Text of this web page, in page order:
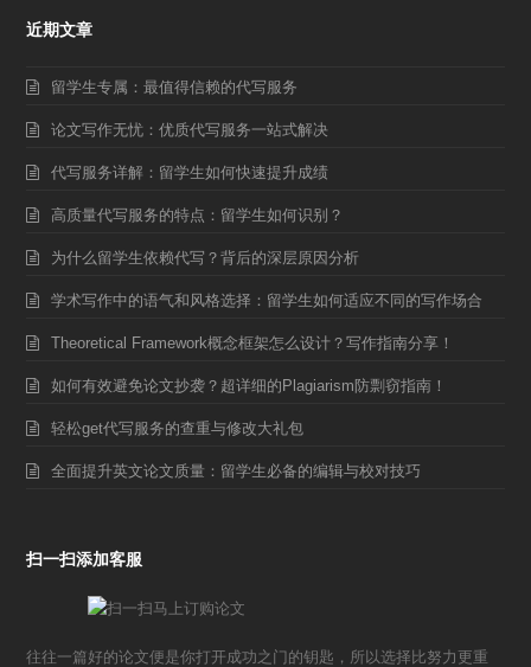
近期文章
留学生专属：最值得信赖的代写服务
论文写作无忧：优质代写服务一站式解决
代写服务详解：留学生如何快速提升成绩
高质量代写服务的特点：留学生如何识别？
为什么留学生依赖代写？背后的深层原因分析
学术写作中的语气和风格选择：留学生如何适应不同的写作场合
Theoretical Framework概念框架怎么设计？写作指南分享！
如何有效避免论文抄袭？超详细的Plagiarism防剽窃指南！
轻松get代写服务的查重与修改大礼包
全面提升英文论文质量：留学生必备的编辑与校对技巧
扫一扫添加客服
往往一篇好的论文便是你打开成功之门的钥匙，所以选择比努力更重